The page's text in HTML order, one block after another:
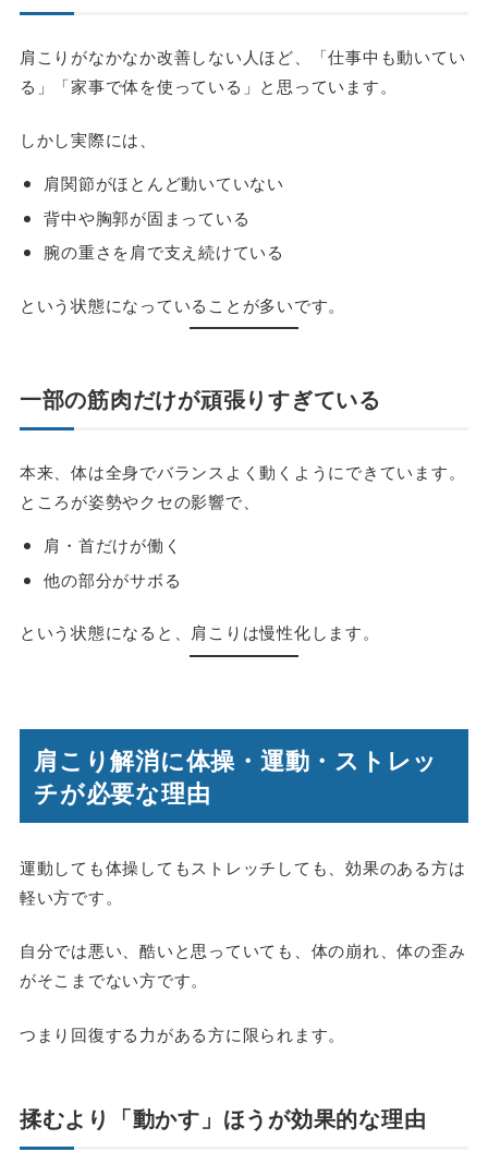
肩こりがなかなか改善しない人ほど、「仕事中も動いてい
る」「家事で体を使っている」と思っています。
しかし実際には、
肩関節がほとんど動いていない
背中や胸郭が固まっている
腕の重さを肩で支え続けている
という状態になっていることが多いです。
一部の筋肉だけが頑張りすぎている
本来、体は全身でバランスよく動くようにできています。
ところが姿勢やクセの影響で、
肩・首だけが働く
他の部分がサボる
という状態になると、肩こりは慢性化します。
肩こり解消に体操・運動・ストレッ
チが必要な理由
運動しても体操してもストレッチしても、効果のある方は
軽い方です。
自分では悪い、酷いと思っていても、体の崩れ、体の歪み
がそこまでない方です。
つまり回復する力がある方に限られます。
揉むより「動かす」ほうが効果的な理由